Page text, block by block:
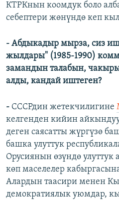
КТРКнын коомдук боло
себептери жөнүндө кеп
- Абдыкадыр мырза, сиз
жылдары" (1985-1990)
замандын талабын,
алды, кандай иштеген?
- СССРдин жетекчилигине
келгенден кийин
деген саясатты жүргүзө
башка улуттук
Орусиянын өзүндө улуттук
көп маселелер
Алардын таасири менен
демократиялык уюмдар,